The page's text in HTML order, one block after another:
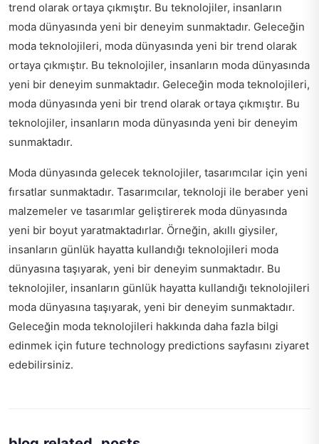
trend olarak ortaya çıkmıştır. Bu teknolojiler, insanların
moda dünyasında yeni bir deneyim sunmaktadır. Geleceğin
moda teknolojileri, moda dünyasında yeni bir trend olarak
ortaya çıkmıştır. Bu teknolojiler, insanların moda dünyasında
yeni bir deneyim sunmaktadır. Geleceğin moda teknolojileri,
moda dünyasında yeni bir trend olarak ortaya çıkmıştır. Bu
teknolojiler, insanların moda dünyasında yeni bir deneyim
sunmaktadır.
Moda dünyasında gelecek teknolojiler, tasarımcılar için yeni
fırsatlar sunmaktadır. Tasarımcılar, teknoloji ile beraber yeni
malzemeler ve tasarımlar geliştirerek moda dünyasında
yeni bir boyut yaratmaktadırlar. Örneğin, akıllı giysiler,
insanların günlük hayatta kullandığı teknolojileri moda
dünyasına taşıyarak, yeni bir deneyim sunmaktadır. Bu
teknolojiler, insanların günlük hayatta kullandığı teknolojileri
moda dünyasına taşıyarak, yeni bir deneyim sunmaktadır.
Geleceğin moda teknolojileri hakkında daha fazla bilgi
edinmek için future technology predictions sayfasını ziyaret
edebilirsiniz.